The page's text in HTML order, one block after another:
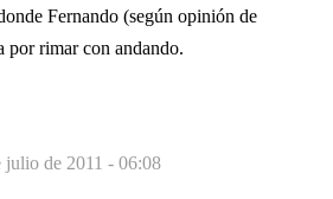
Fernando (según opinión de
rimar con andando.
julio de 2011 - 06:08